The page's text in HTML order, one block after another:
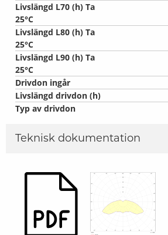
Livslängd L70 (h) Ta
25°C
Livslängd L80 (h) Ta
25°C
Livslängd L90 (h) Ta
25°C
Drivdon ingår
Livslängd drivdon (h)
Typ av drivdon
Teknisk dokumentation